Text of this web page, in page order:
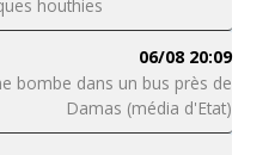
houthies
06/08 20:09
bombe dans un bus près de
Damas (média d'Etat)